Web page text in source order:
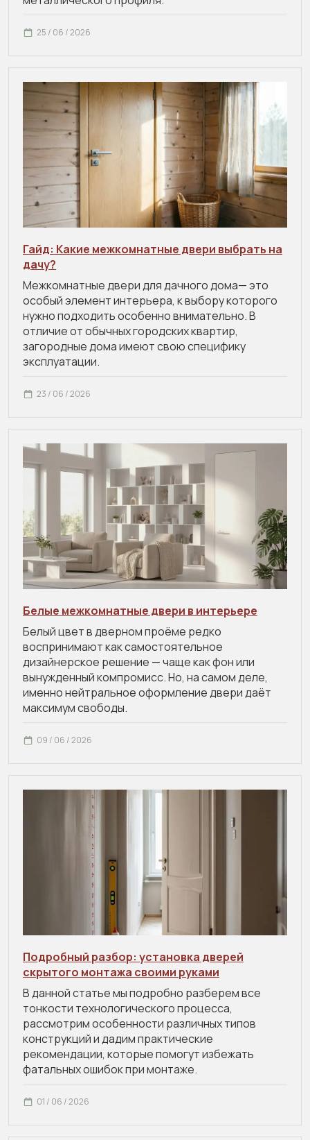
25 / 06 / 2026
Гайд: Какие межкомнатные двери выбрать на
дачу?
Межкомнатные двери для дачного дома— это
особый элемент интерьера, к выбору которого
нужно подходить особенно внимательно. В
отличие от обычных городских квартир,
загородные дома имеют свою специфику
эксплуатации.
23 / 06 / 2026
Белые межкомнатные двери в интерьере
Белый цвет в дверном проёме редко
воспринимают как самостоятельное
дизайнерское решение — чаще как фон или
вынужденный компромисс. Но, на самом деле,
именно нейтральное оформление двери даёт
максимум свободы.
09 / 06 / 2026
Подробный разбор: установка дверей
скрытого монтажа своими руками
В данной статье мы подробно разберем все
тонкости технологического процесса,
рассмотрим особенности различных типов
конструкций и дадим практические
рекомендации, которые помогут избежать
фатальных ошибок при монтаже.
01 / 06 / 2026